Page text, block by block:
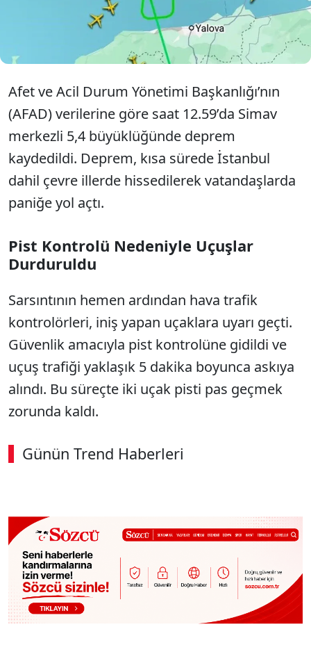
güvenlik amacıyla pist kontrolü yapıldı. Uçuşlar 5
dakika boyunca durduruldu.
Afet ve Acil Durum Yönetimi Başkanlığı’nın
(AFAD) verilerine göre saat 12.59’da Simav
merkezli 5,4 büyüklüğünde deprem
kaydedildi. Deprem, kısa sürede İstanbul
dahil çevre illerde hissedilerek vatandaşlarda
paniğe yol açtı.
Pist Kontrolü Nedeniyle Uçuşlar
Durduruldu
Sarsıntının hemen ardından hava trafik
kontrolörleri, iniş yapan uçaklara uyarı geçti.
Güvenlik amacıyla pist kontrolüne gidildi ve
uçuş trafiği yaklaşık 5 dakika boyunca askıya
alındı. Bu süreçte iki uçak pisti pas geçmek
zorunda kaldı.
Günün Trend Haberleri